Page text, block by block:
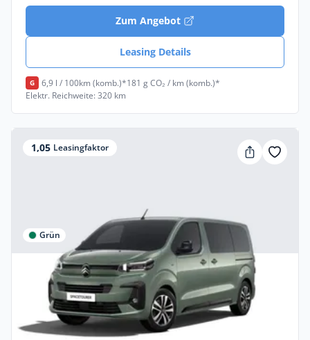
Zum Angebot
Leasing Details
G 6,9 l / 100km (komb.)*181 g CO₂ / km (komb.)*
Elektr. Reichweite: 320 km
1,05 Leasingfaktor
Grün
Privat & Gewerbe
Citroën SpaceTourer Max M Diesel 180
Automatik
Diesel •Automatik •180 PS (132 kW)